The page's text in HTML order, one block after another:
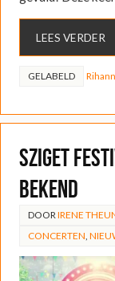
LEES VERDER
GELABELD
Sziget
bekend
DOOR IRENE
CONCERTEN